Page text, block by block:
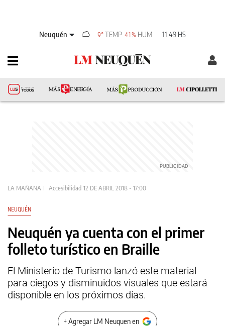
Neuquén 9°TEMP 41% HUM 11:49 HS
LA MAÑANA Accesibilidad 12 DE ABRIL 2018 - 17:00
NEUQUÉN
Neuquén ya cuenta con el primer
folleto turístico en Braille
El Ministerio de Turismo lanzó este material
para ciegos y disminuidos visuales que estará
disponible en los próximos días.
+ Agregar LM Neuquen en